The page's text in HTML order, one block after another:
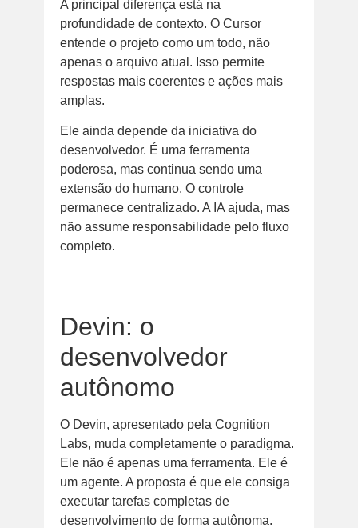
A principal diferença está na
profundidade de contexto. O Cursor
entende o projeto como um todo, não
apenas o arquivo atual. Isso permite
respostas mais coerentes e ações mais
amplas.
Ele ainda depende da iniciativa do
desenvolvedor. É uma ferramenta
poderosa, mas continua sendo uma
extensão do humano. O controle
permanece centralizado. A IA ajuda, mas
não assume responsabilidade pelo fluxo
completo.
Devin: o
desenvolvedor
autônomo
O Devin, apresentado pela Cognition
Labs, muda completamente o paradigma.
Ele não é apenas uma ferramenta. Ele é
um agente. A proposta é que ele consiga
executar tarefas completas de
desenvolvimento de forma autônoma.